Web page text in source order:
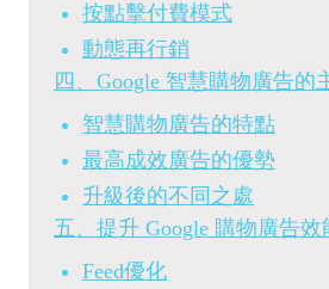
按點擊付費模式
動態再行銷
四、Google 智慧購物廣告的
智慧購物廣告的特點
最高成效廣告的優勢
升級後的不同之處
五、提升 Google 購物廣告
Feed優化